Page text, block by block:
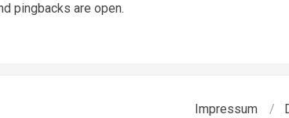
pingbacks are open.
Impressum